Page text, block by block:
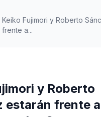
Keiko Fujimori y Roberto
frente a...
y Roberto
estarán frente a